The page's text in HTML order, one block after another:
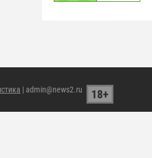
| admin@news2.ru 18+